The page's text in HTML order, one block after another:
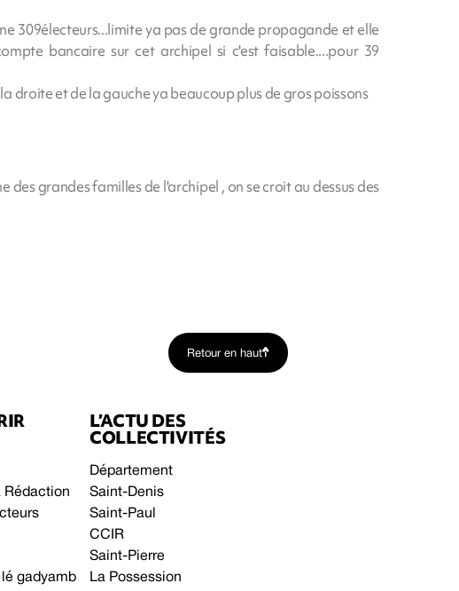
309électeurs...limite ya pas de grande propagande et elle
bancaire sur cet archipel si c'est faisable....pour 39
droite et de la gauche ya beaucoup plus de gros poissons
des grandes familles de l'archipel , on se croit au dessus des
Retour en haut
Rédaction
gadyamb
L’ACTU DES
COLLECTIVITÉS
Département
Saint-Denis
Saint-Paul
CCIR
Saint-Pierre
La Possession